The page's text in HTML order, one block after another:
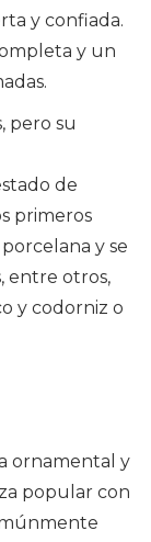
y confiada.
y un
pero su
de
primeros
y se
entre otros,
y codorniz o
ornamental y
popular con